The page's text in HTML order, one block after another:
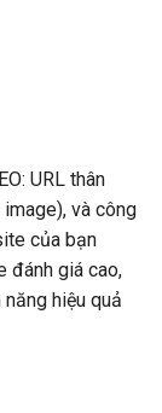
URL thân
image), và công
của bạn
đánh giá cao,
hiệu quả